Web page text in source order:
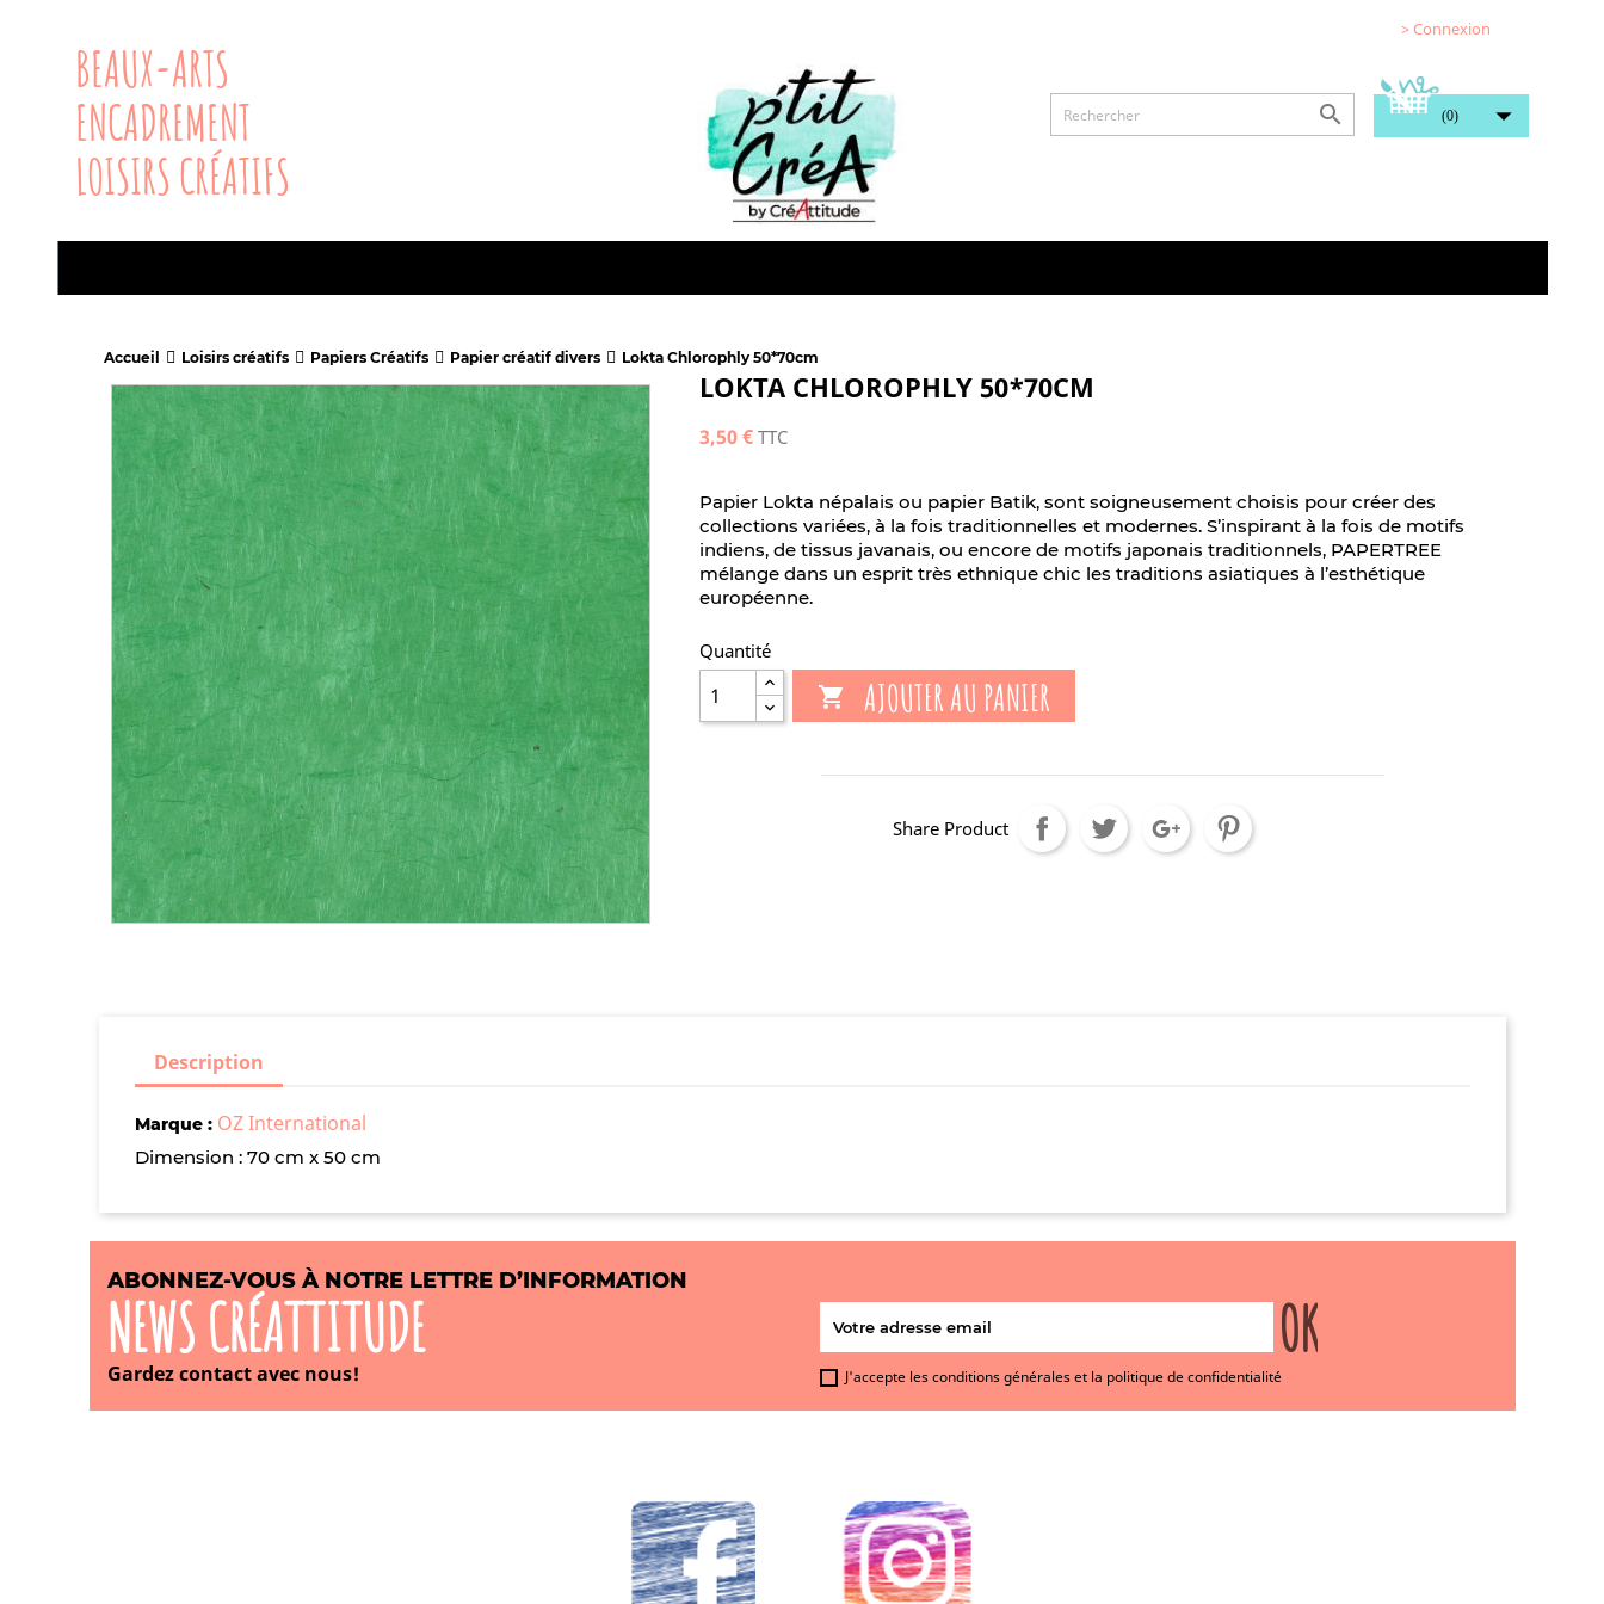
> Connexion
BEAUX-ARTS
ENCADREMENT
LOISIRS CRÉATIFS
 (0) 
Accueil Loisirs créatifs Papiers Créatifs Papier créatif divers Lokta Chlorophly 50*70cm
LOKTA CHLOROPHLY 50*70CM
3,50 € TTC
Papier Lokta népalais ou papier Batik, sont soigneusement choisis pour créer des
collections variées, à la fois traditionnelles et modernes. S’inspirant à la fois de motifs
indiens, de tissus javanais, ou encore de motifs japonais traditionnels, PAPERTREE
mélange dans un esprit très ethnique chic les traditions asiatiques à l’esthétique
européenne.
Quantité
 AJOUTER AU PANIER
Share Product
Description
Marque : OZ International
Dimension : 70 cm x 50 cm
ABONNEZ-VOUS À NOTRE LETTRE D’INFORMATION
NEWS CRÉATTITUDE
Gardez contact avec nous! J'accepte les conditions générales et la politique de confidentialité